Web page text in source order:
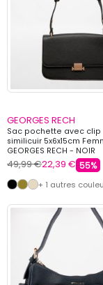
GEORGES RECH
Sac pochette avec clip
similicuir 5x6x15cm
GEORGES RECH - NOIR
49,99 €22,39 € 55%
+ 1 autres